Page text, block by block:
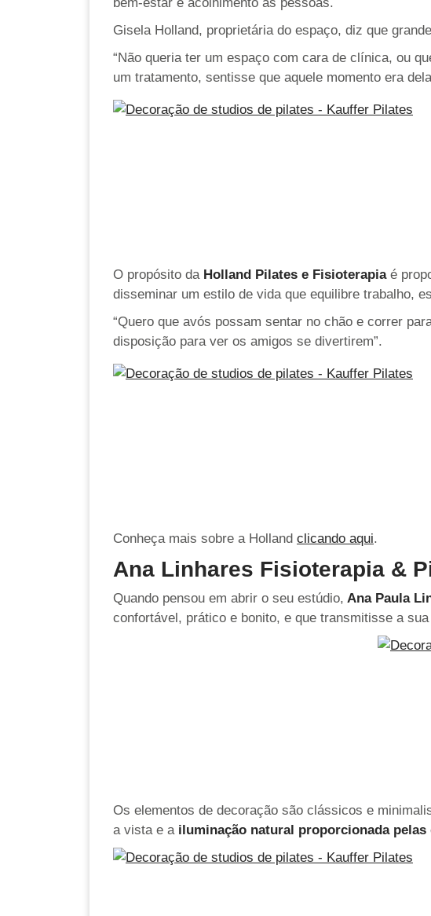
Gisela Holland, proprietária do espaço, diz que
“Não queria ter um espaço com cara de clínica, ou
um tratamento, sentisse que aquele momento era
O propósito da Holland Pilates e Fisioterapiaé
disseminar um estilo de vida que equilibre trabalho,
“Quero que avós possam sentar no chão e correr
disposição para ver os amigos se divertirem”.
Conheça mais sobre a Holland clicando aqui.
Ana Linhares Fisioterapia &
Quando pensou em abrir o seu estúdio, Ana Paula
confortável, prático e bonito, e que transmitisse a
Os elementos de decoração são clássicos e
a vista e ailuminação natural proporcionada pelas